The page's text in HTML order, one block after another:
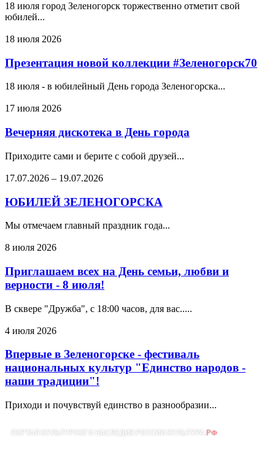
18 июля город Зеленогорск торжественно отметит свой
юбилей...
18 июля 2026
Презентация новой коллекции #Зеленогорск70
18 июля - в юбилейный День города Зеленогорска...
17 июля 2026
Вечерняя дискотека в День города
Приходите сами и берите с собой друзей...
17.07.2026 – 19.07.2026
ЮБИЛЕЙ ЗЕЛЕНОГОРСКА
Мы отмечаем главный праздник года...
8 июля 2026
Приглашаем всех на День семьи, любви и
верности - 8 июля!
В сквере "Дружба", с 18:00 часов, для вас.....
4 июля 2026
Впервые в Зеленогорске - фестиваль
национальных культур "Единство народов -
наши традиции"!
Приходи и почувствуй единство в разнообразии...